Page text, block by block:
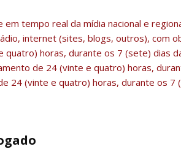
tempo real da mídia nacional e
internet (sites, blogs, outros), com
horas, durante os 7 (sete) dias
de 24 (vinte e quatro) horas,
24 (vinte e quatro) horas, durante os